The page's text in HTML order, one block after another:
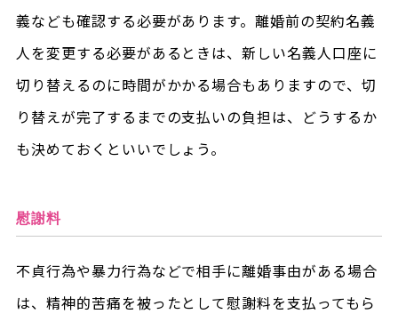
義なども確認する必要があります。離婚前の契約名義
人を変更する必要があるときは、新しい名義人口座に
切り替えるのに時間がかかる場合もありますので、切
り替えが完了するまでの支払いの負担は、どうするか
も決めておくといいでしょう。
慰謝料
不貞行為や暴力行為などで相手に離婚事由がある場合
は、精神的苦痛を被ったとして慰謝料を支払ってもら